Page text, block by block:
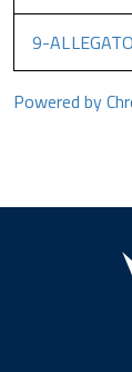
9-
Powered by